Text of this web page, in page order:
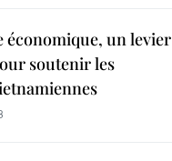
économique, un levier
soutenir les